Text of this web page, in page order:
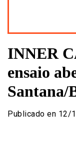
INNER
ensaio
Santana/
Publicado en 12/